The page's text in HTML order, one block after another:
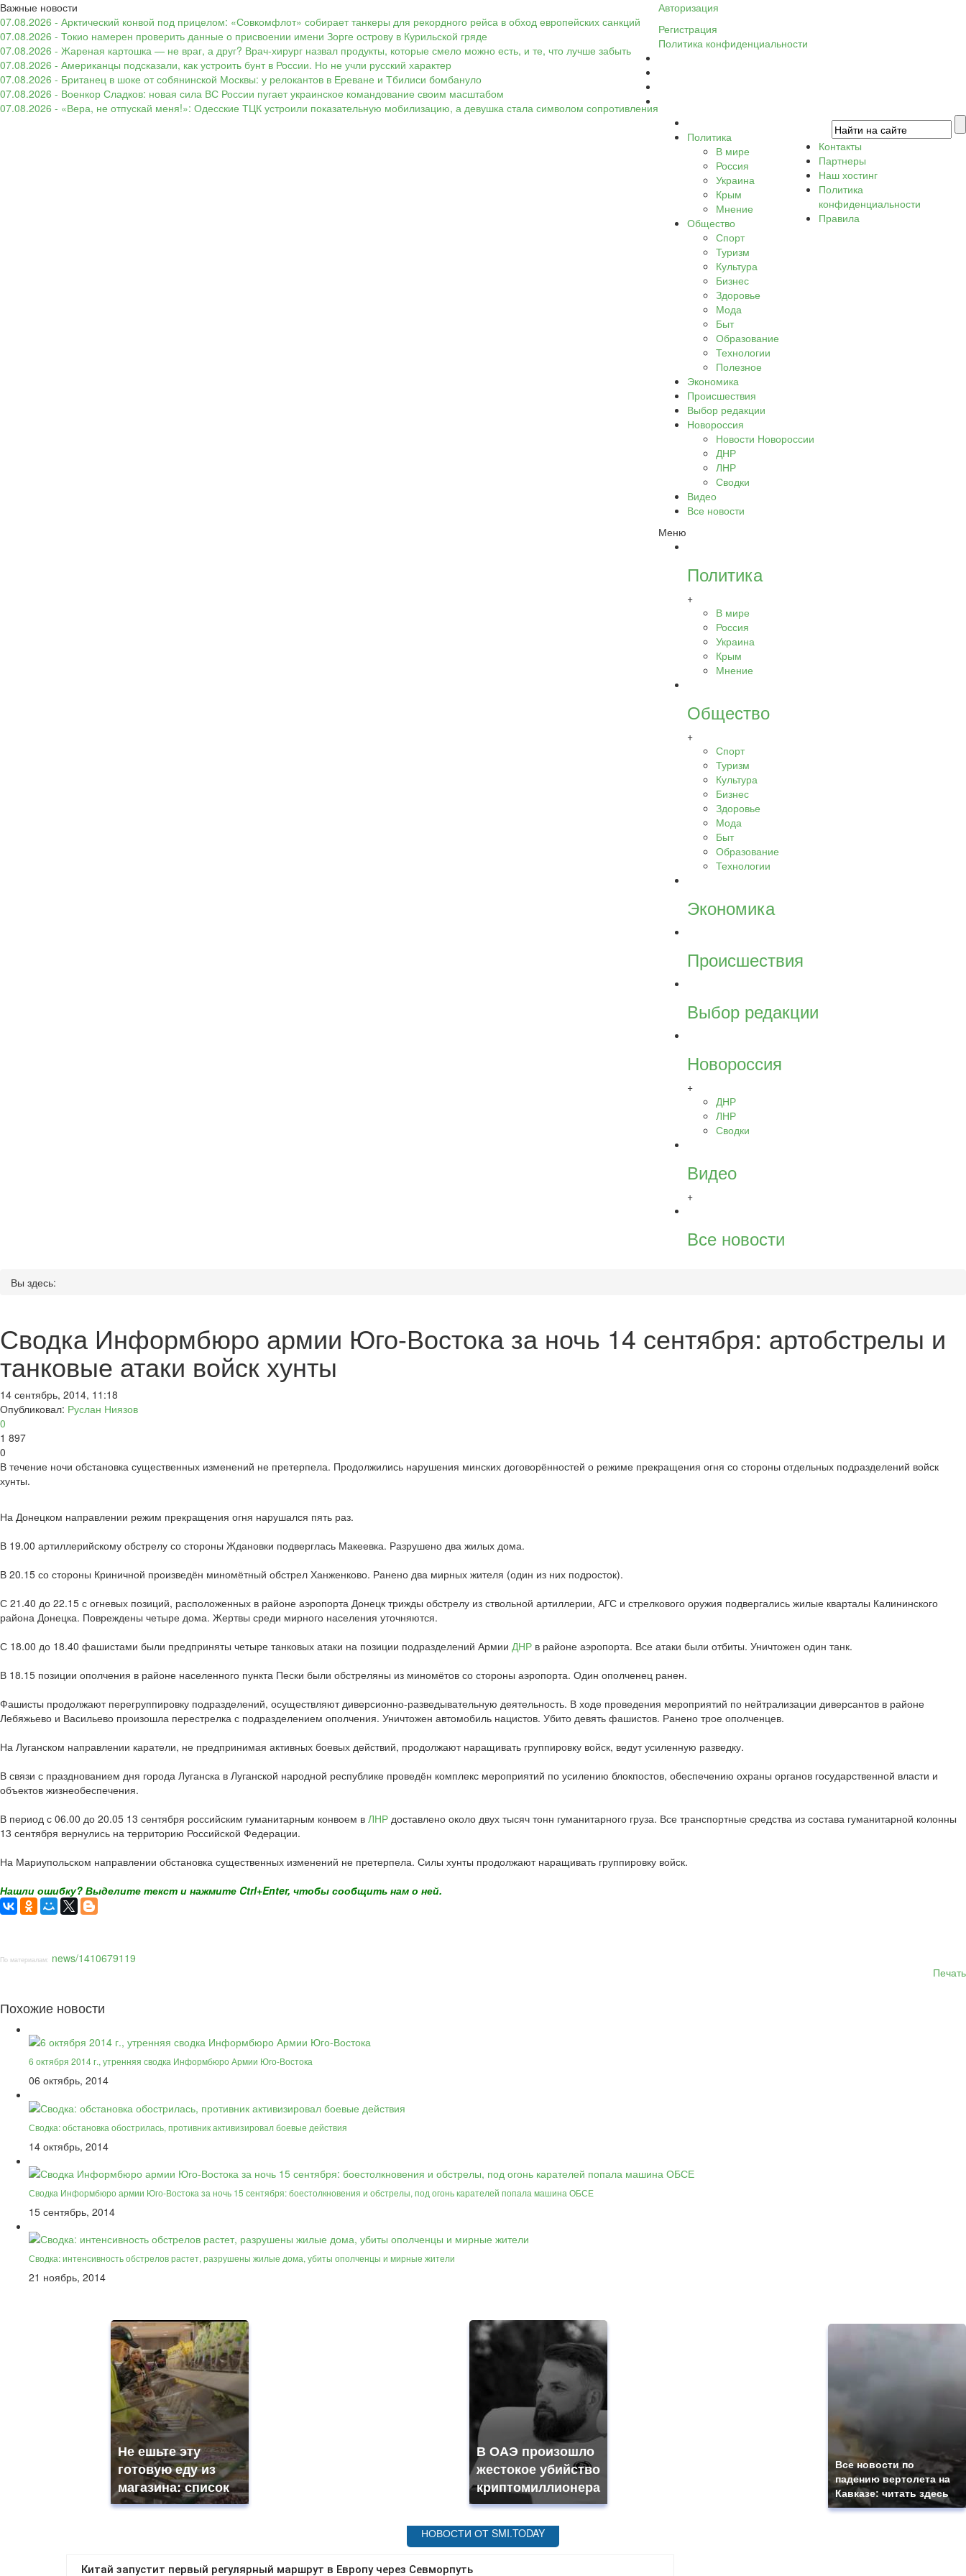
Важные новости
07.08.2026 - Арктический конвой под прицелом: «Совкомфлот» собирает танкеры для рекордного рейса в обход европейских санкций
07.08.2026 - Токио намерен проверить данные о присвоении имени Зорге острову в Курильской гряде
07.08.2026 - Жареная картошка — не враг, а друг? Врач-хирург назвал продукты, которые смело можно есть, и те, что лучше забыть
07.08.2026 - Американцы подсказали, как устроить бунт в России. Но не учли русский характер
07.08.2026 - Британец в шоке от собянинской Москвы: у релокантов в Ереване и Тбилиси бомбануло
07.08.2026 - Военкор Сладков: новая сила ВС России пугает украинское командование своим масштабом
07.08.2026 - «Вера, не отпускай меня!»: Одесские ТЦК устроили показательную мобилизацию, а девушка стала символом сопротивления
Авторизация
Регистрация
Политика конфиденциальности
Политика
В мире
Россия
Украина
Крым
Мнение
Общество
Спорт
Туризм
Культура
Бизнес
Здоровье
Мода
Быт
Образование
Технологии
Полезное
Экономика
Происшествия
Выбор редакции
Новороссия
Новости Новороссии
ДНР
ЛНР
Сводки
Видео
Все новости
Меню
Политика
+
В мире
Россия
Украина
Крым
Мнение
Общество
+
Спорт
Туризм
Культура
Бизнес
Здоровье
Мода
Быт
Образование
Технологии
Экономика
Происшествия
Выбор редакции
Новороссия
+
ДНР
ЛНР
Сводки
Видео
+
Все новости
Контакты
Партнеры
Наш хостинг
Политика
конфиденциальности
Правила
Вы здесь:
Сводка Информбюро армии Юго-Востока за ночь 14 сентября: артобстрелы и
танковые атаки войск хунты
14 сентябрь, 2014, 11:18
Опубликовал: Руслан Ниязов
0
1 897
0
В течение ночи обстановка существенных изменений не претерпела. Продолжились нарушения минских договорённостей о режиме прекращения огня со стороны отдельных подразделений войск
хунты.
На Донецком направлении режим прекращения огня нарушался пять раз.
В 19.00 артиллерийскому обстрелу со стороны Ждановки подверглась Макеевка. Разрушено два жилых дома.
В 20.15 со стороны Криничной произведён миномётный обстрел Ханженково. Ранено два мирных жителя (один из них подросток).
С 21.40 до 22.15 с огневых позиций, расположенных в районе аэропорта Донецк трижды обстрелу из ствольной артиллерии, АГС и стрелкового оружия подвергались жилые кварталы Калининского
района Донецка. Повреждены четыре дома. Жертвы среди мирного населения уточняются.
С 18.00 до 18.40 фашистами были предприняты четыре танковых атаки на позиции подразделений Армии ДНР в районе аэропорта. Все атаки были отбиты. Уничтожен один танк.
В 18.15 позиции ополчения в районе населенного пункта Пески были обстреляны из миномётов со стороны аэропорта. Один ополченец ранен.
Фашисты продолжают перегруппировку подразделений, осуществляют диверсионно-разведывательную деятельность. В ходе проведения мероприятий по нейтрализации диверсантов в районе
Лебяжьево и Васильево произошла перестрелка с подразделением ополчения. Уничтожен автомобиль нацистов. Убито девять фашистов. Ранено трое ополченцев.
На Луганском направлении каратели, не предпринимая активных боевых действий, продолжают наращивать группировку войск, ведут усиленную разведку.
В связи с празднованием дня города Луганска в Луганской народной республике проведён комплекс мероприятий по усилению блокпостов, обеспечению охраны органов государственной власти и
объектов жизнеобеспечения.
В период с 06.00 до 20.05 13 сентября российским гуманитарным конвоем в ЛНР доставлено около двух тысяч тонн гуманитарного груза. Все транспортные средства из состава гуманитарной колонны
13 сентября вернулись на территорию Российской Федерации.
На Мариупольском направлении обстановка существенных изменений не претерпела. Силы хунты продолжают наращивать группировку войск.
Нашли ошибку? Выделите текст и нажмите Ctrl+Enter, чтобы сообщить нам о ней.
По материалам: news/1410679119
Печать
Похожие новости
6 октября 2014 г., утренняя сводка Информбюро Армии Юго-Востока
06 октябрь, 2014
Сводка: обстановка обострилась, противник активизировал боевые действия
14 октябрь, 2014
Сводка Информбюро армии Юго-Востока за ночь 15 сентября: боестолкновения и обстрелы, под огонь карателей попала машина ОБСЕ
15 сентябрь, 2014
Сводка: интенсивность обстрелов растет, разрушены жилые дома, убиты ополченцы и мирные жители
21 ноябрь, 2014
Не ешьте эту
готовую еду из
магазина: список
В ОАЭ произошло
жестокое убийство
криптомиллионера
Все новости по
падению вертолета на
Кавказе: читать здесь